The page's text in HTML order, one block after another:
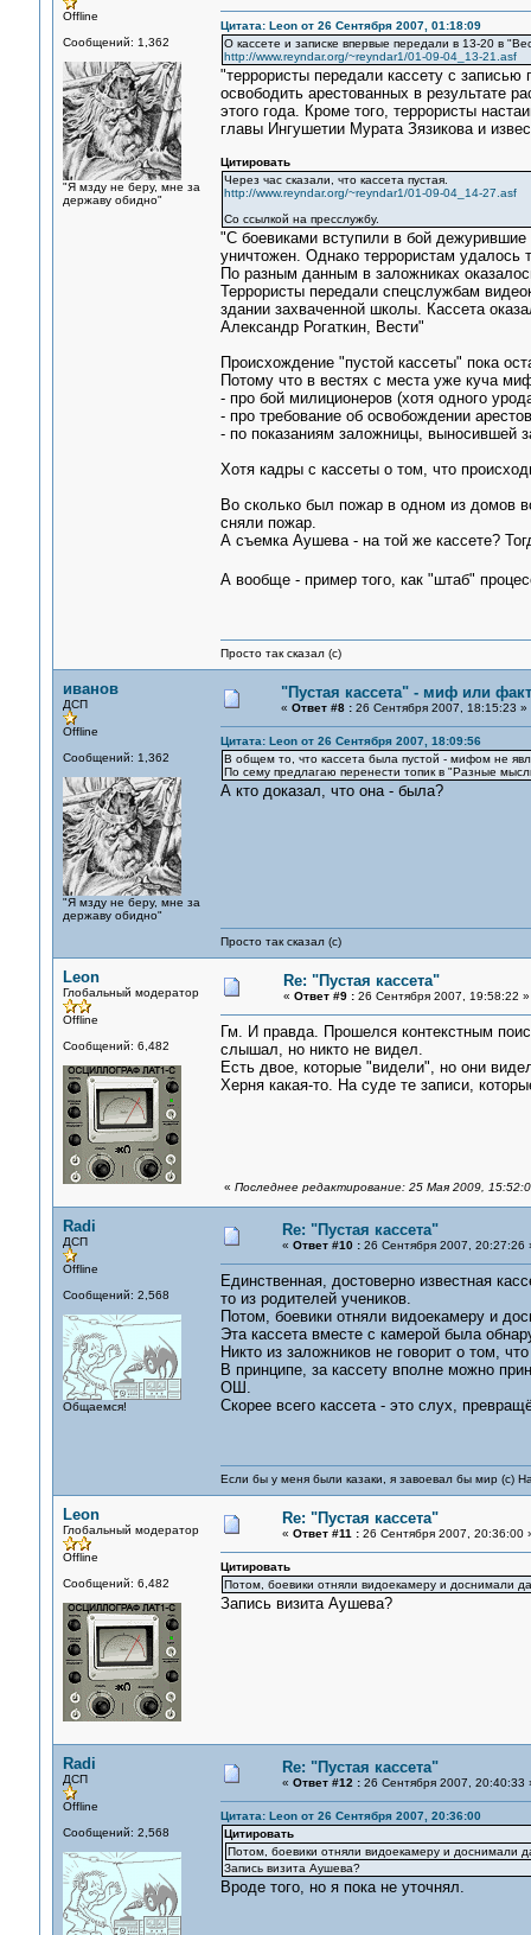
Offline
Сообщений: 1,362
"Я мзду не беру, мне за
державу обидно"
Цитата: Leon от 26 Сентября 2007, 01:18:09
О кассете и записке впервые передали в 13-20 в
http://www.reyndar.org/~reyndar1/01-09-04_13-21.asf
"террористы передали кассету с
освободить арестованных в результате
этого года. Кроме того, террористы
главы Ингушетии Мурата Зязикова и
Цитировать
Через час сказали, что кассета пустая.
http://www.reyndar.org/~reyndar1/01-09-04_14-27.asf
Со ссылкой на пресслужбу.
"С боевиками вступили в бой
уничтожен. Однако террористам удалось
По разным данным в заложниках
Террористы передали спецслужбам
здании захваченной школы. Кассета
Александр Рогаткин, Вести"
Происхождение "пустой кассеты" пока
Потому что в вестях с места уже куча
- про бой милиционеров (хотя одного
- про требование об освобождении
- по показаниям заложницы, выносившей
Хотя кадры с кассеты о том, что
Во сколько был пожар в одном из домов
сняли пожар.
А съемка Аушева - на той же кассете?
А вообще - пример того, как "штаб"
Просто так сказал (с)
иванов
ДСП
Offline
Сообщений: 1,362
"Я мзду не беру, мне за
державу обидно"
"Пустая кассета" - миф или
« Ответ #8 :26 Сентября 2007, 18:15:23 »
Цитата: Leon от 26 Сентября 2007, 18:09:56
В общем то, что кассета была пустой - мифом не
По сему предлагаю перенести топик в "Разные
А кто доказал, что она - была?
Просто так сказал (с)
Leon
Глобальный модератор
Offline
Сообщений: 6,482
Re: "Пустая кассета"
« Ответ #9 :26 Сентября 2007, 19:58:22 »
Гм. И правда. Прошелся контекстным
слышал, но никто не видел.
Есть двое, которые "видели", но они
Херня какая-то. На суде те записи,
« Последнее редактирование: 25 Мая 2009,
Radi
ДСП
Offline
Сообщений: 2,568
Общаемся!
Re: "Пустая кассета"
« Ответ #10 :26 Сентября 2007, 20:27:26
Единственная, достоверно известная
то из родителей учеников.
Потом, боевики отняли видоекамеру и
Эта кассета вместе с камерой была
Никто из заложников не говорит о том,
В принципе, за кассету вполне можно
ОШ.
Скорее всего кассета - это слух,
Если бы у меня были казаки, я завоевал бы мир (с)
Leon
Глобальный модератор
Offline
Сообщений: 6,482
Re: "Пустая кассета"
« Ответ #11 :26 Сентября 2007, 20:36:00
Цитировать
Потом, боевики отняли видоекамеру и доснимали
Запись визита Аушева?
Radi
ДСП
Offline
Сообщений: 2,568
Re: "Пустая кассета"
« Ответ #12 :26 Сентября 2007, 20:40:33
Цитата: Leon от 26 Сентября 2007, 20:36:00
Цитировать
Потом, боевики отняли видоекамеру и доснимали
Запись визита Аушева?
Вроде того, но я пока не уточнял.